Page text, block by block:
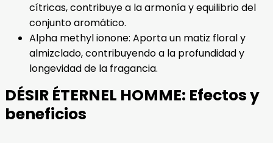
cítricas, contribuye a la armonía y equilibrio del
conjunto aromático.
Alpha methyl ionone: Aporta un matiz floral y
almizclado, contribuyendo a la profundidad y
longevidad de la fragancia.
DÉSIR ÉTERNEL HOMME: Efectos y
beneficios